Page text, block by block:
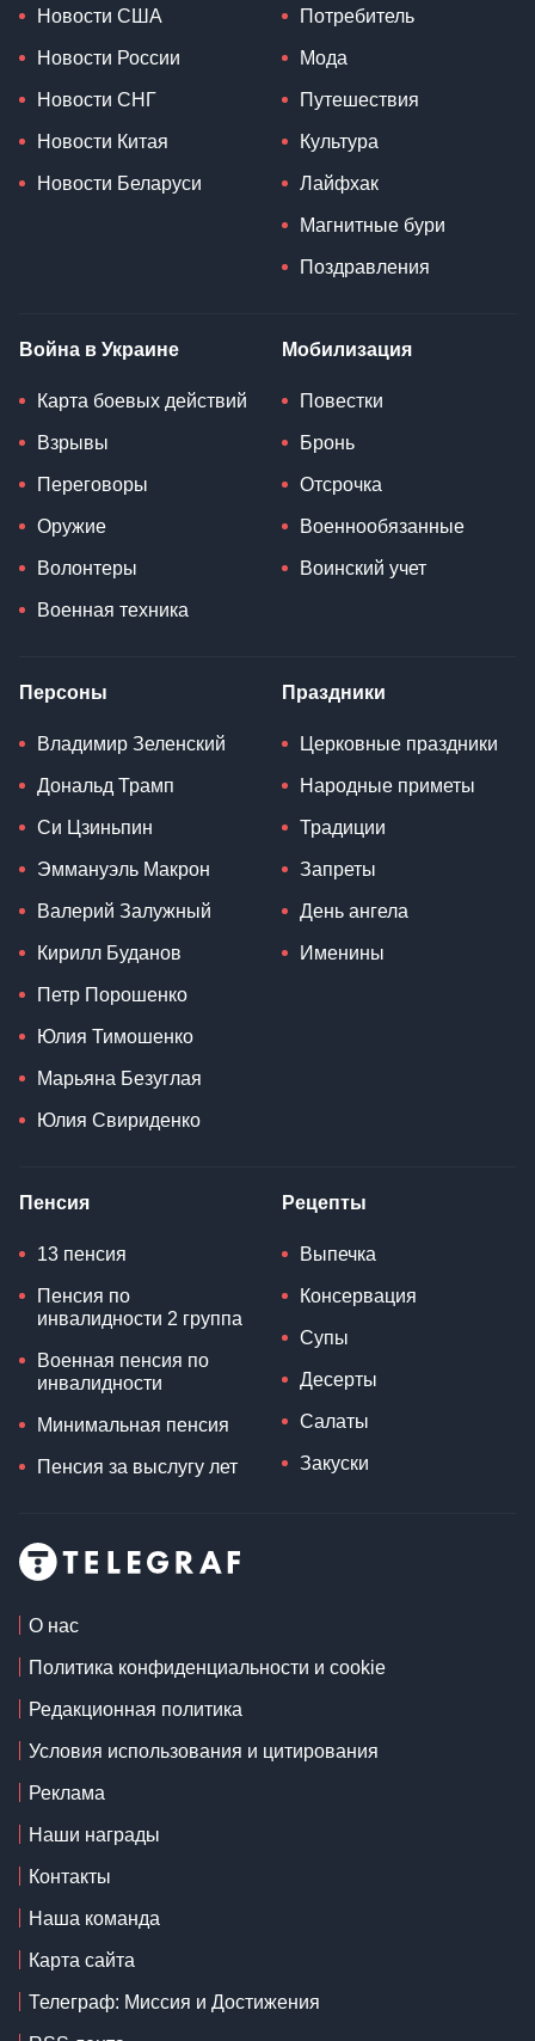
Новости США
Новости России
Новости СНГ
Новости Китая
Новости Беларуси
Потребитель
Мода
Путешествия
Культура
Лайфхак
Магнитные бури
Поздравления
Война в Украине
Карта боевых действий
Взрывы
Переговоры
Оружие
Волонтеры
Военная техника
Мобилизация
Повестки
Бронь
Отсрочка
Военнообязанные
Воинский учет
Персоны
Владимир Зеленский
Дональд Трамп
Си Цзиньпин
Эммануэль Макрон
Валерий Залужный
Кирилл Буданов
Петр Порошенко
Юлия Тимошенко
Марьяна Безуглая
Юлия Свириденко
Праздники
Церковные праздники
Народные приметы
Традиции
Запреты
День ангела
Именины
Пенсия
13 пенсия
Пенсия по
инвалидности 2 группа
Военная пенсия по
инвалидности
Минимальная пенсия
Пенсия за выслугу лет
Рецепты
Выпечка
Консервация
Супы
Десерты
Салаты
Закуски
О нас
Политика конфиденциальности и cookie
Редакционная политика
Условия использования и цитирования
Реклама
Наши награды
Контакты
Наша команда
Карта сайта
Телеграф: Миссия и Достижения